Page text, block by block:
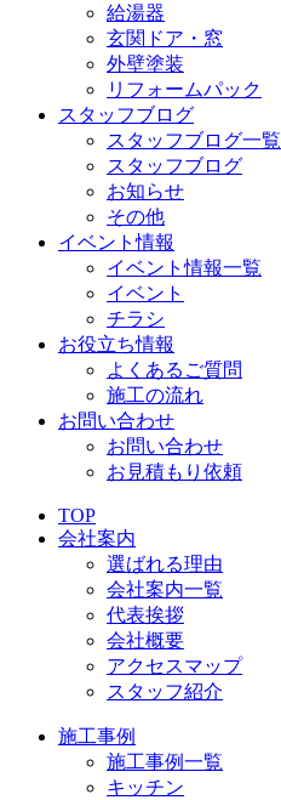
給湯器
玄関ドア・窓
外壁塗装
リフォームパック
スタッフブログ
スタッフブログ一覧
スタッフブログ
お知らせ
その他
イベント情報
イベント情報一覧
イベント
チラシ
お役立ち情報
よくあるご質問
施工の流れ
お問い合わせ
お問い合わせ
お見積もり依頼
TOP
会社案内
選ばれる理由
会社案内一覧
代表挨拶
会社概要
アクセスマップ
スタッフ紹介
施工事例
施工事例一覧
キッチン